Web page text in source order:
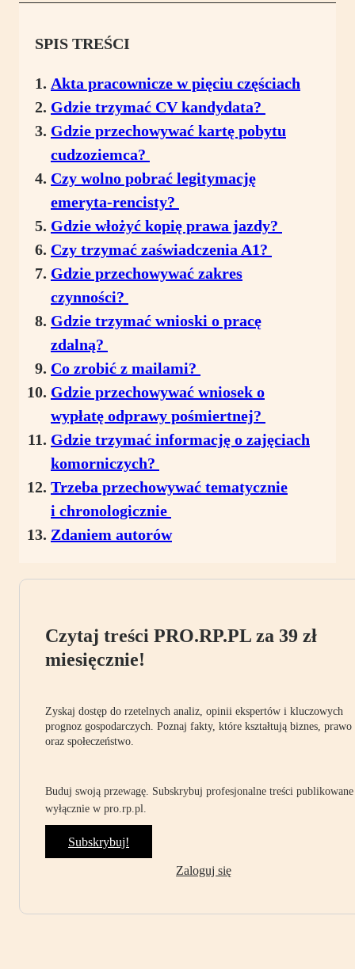
SPIS TREŚCI
Akta pracownicze w pięciu częściach
Gdzie trzymać CV kandydata?
Gdzie przechowywać kartę pobytu
cudzoziemca?
Czy wolno pobrać legitymację
emeryta-rencisty?
Gdzie włożyć kopię prawa jazdy?
Czy trzymać zaświadczenia A1?
Gdzie przechowywać zakres
czynności?
Gdzie trzymać wnioski o pracę
zdalną?
Co zrobić z mailami?
Gdzie przechowywać wniosek o
wypłatę odprawy pośmiertnej?
Gdzie trzymać informację o zajęciach
komorniczych?
Trzeba przechowywać tematycznie
i chronologicznie
Zdaniem autorów
Czytaj treści PRO.RP.PL za 39 zł
miesięcznie!
Zyskaj dostęp do rzetelnych analiz, opinii ekspertów i kluczowych
prognoz gospodarczych. Poznaj fakty, które kształtują biznes, prawo
oraz społeczeństwo.
Buduj swoją przewagę. Subskrybuj profesjonalne treści publikowane
wyłącznie w pro.rp.pl.
Subskrybuj!
Zaloguj się